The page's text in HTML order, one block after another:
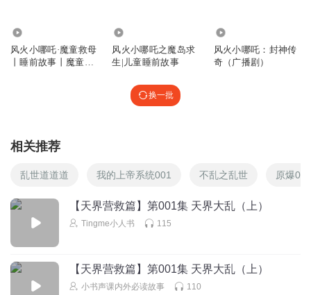
风火小哪吒·魔童救母
丨睡前故事丨魔童闹
风火小哪吒之魔岛求
生|儿童睡前故事
风火小哪吒：封神传
奇（广播剧）
换一批
相关推荐
乱世道道道 我的上帝系统001 不乱之乱世 原爆
【天界营救篇】第001集 天界大乱（上）
Tingme小人书 115
【天界营救篇】第001集 天界大乱（上）
小书声课内外必读故事 110